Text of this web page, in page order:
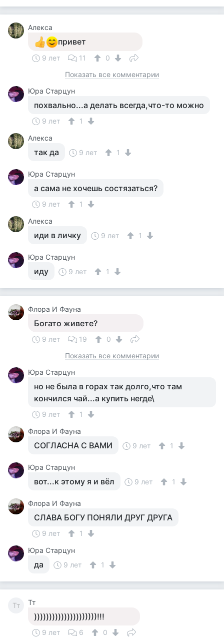
Алекса
привет
9 лет 11
0
Показать все комментарии
Юра Старцун
похвально...а делать всегда,что-то можно
9 лет
1
Алекса
так да 9 лет 1
Юра Старцун
а сама не хочешь состязаться?
9 лет
1
Алекса
иди в личку 9 лет 1
Юра Старцун
иду 9 лет 1
Флора И Фауна
Богато живете?
9 лет 19
0
Показать все комментарии
Юра Старцун
но не была в горах так долго,что там
кончился чай...а купить негде\
9 лет
1
Флора И Фауна
СОГЛАСНА С ВАМИ 9 лет 1
Юра Старцун
вот...к этому я и вёл 9 лет 1
Флора И Фауна
СЛАВА БОГУ ПОНЯЛИ ДРУГ ДРУГА
9 лет
1
Юра Старцун
да 9 лет 1
Тт Тт
)))))))))))))))))))))!!!
9 лет 6 0